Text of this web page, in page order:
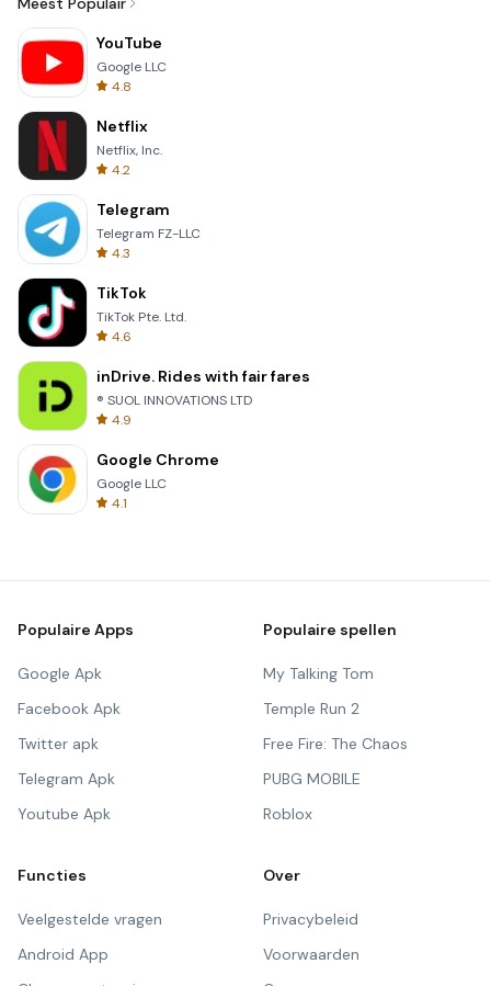
YouTube
Google LLC
4.8
Netflix
Netflix, Inc.
4.2
Telegram
Telegram FZ-LLC
4.3
TikTok
TikTok Pte. Ltd.
4.6
inDrive. Rides with fair fares
® SUOL INNOVATIONS LTD
4.9
Google Chrome
Google LLC
4.1
Populaire Apps
Google Apk
Facebook Apk
Twitter apk
Telegram Apk
Youtube Apk
Populaire spellen
My Talking Tom
Temple Run 2
Free Fire: The Chaos
PUBG MOBILE
Roblox
Functies
Veelgestelde vragen
Android App
Over
Privacybeleid
Voorwaarden